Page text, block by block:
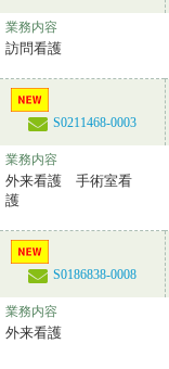
業務内容
訪問看護
S0211468-0003
業務内容
外来看護 手術室看
護
S0186838-0008
業務内容
外来看護